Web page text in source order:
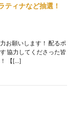
ティナなど抽選！
お願いします！ 配るポ
協力してくださった皆
【[…]